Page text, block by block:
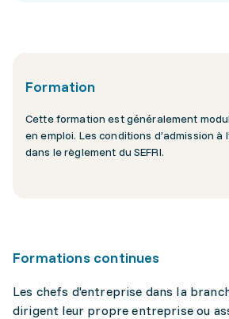
Formation
Cette formation est généralement
en emploi. Les conditions d’admission à
dans le règlement du SEFRI.
Formations continues
Les chefs d'entreprise dans Ia
dirigent leur propre entreprise ou